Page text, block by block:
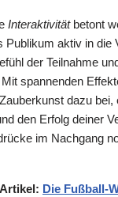
Interaktivitätbetont
Publikum aktiv in die
der Teilnahme
spannenden
dazu
den Erfolg deiner
im Nachgang
Die Fußball-